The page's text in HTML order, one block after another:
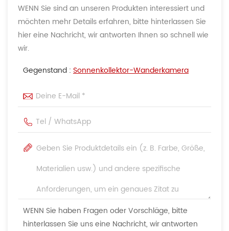
WENN Sie sind an unseren Produkten interessiert und
möchten mehr Details erfahren, bitte hinterlassen Sie
hier eine Nachricht, wir antworten Ihnen so schnell wie
wir.
Gegenstand : Sonnenkollektor-Wanderkamera
WENN Sie haben Fragen oder Vorschläge, bitte
hinterlassen Sie uns eine Nachricht, wir antworten